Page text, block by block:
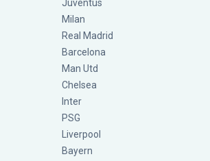
Juventus
Milan
Real Madrid
Barcelona
Man Utd
Chelsea
Inter
PSG
Liverpool
Bayern